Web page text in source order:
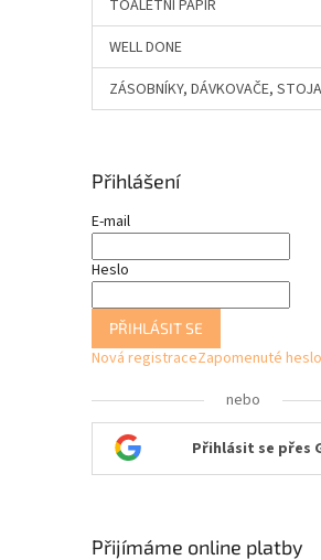
TOALETNÍ PAPÍR
WELL DONE
ZÁSOBNÍKY, DÁVKOVAČE,
Přihlášení
E-mail
Heslo
PŘIHLÁSIT SE
Nová registraceZapomenuté heslo
nebo
Přihlásit se přes
Přijímáme online platby